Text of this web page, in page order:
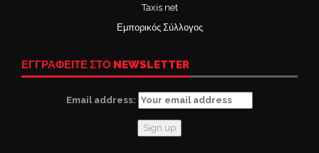
Taxis net
Εμπορικός Σύλλογος
ΕΓΓΡΑΦΕΙΤΕ ΣΤΟ NEWSLETTER
Email address: